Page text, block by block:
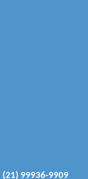
(21) 99936-9909